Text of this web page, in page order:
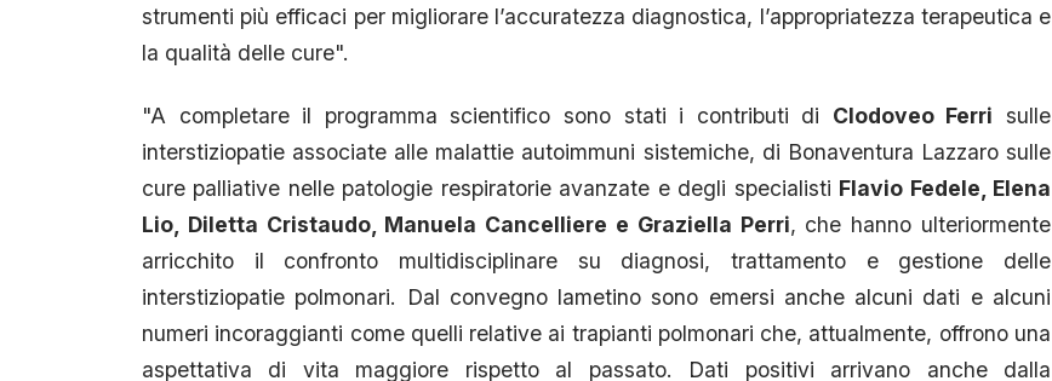
strumenti più efficaci per migliorare l’accuratezza diagnostica, l’appropriatezza terapeutica e
la qualità delle cure".
"A completare il programma scientifico sono stati i contributi di Clodoveo Ferri sulle
interstiziopatie associate alle malattie autoimmuni sistemiche, di Bonaventura Lazzaro sulle
cure palliative nelle patologie respiratorie avanzate e degli specialisti Flavio Fedele, Elena
Lio, Diletta Cristaudo, Manuela Cancelliere e Graziella Perri, che hanno ulteriormente
arricchito il confronto multidisciplinare su diagnosi, trattamento e gestione delle
interstiziopatie polmonari. Dal convegno lametino sono emersi anche alcuni dati e alcuni
numeri incoraggianti come quelli relative ai trapianti polmonari che, attualmente, offrono una
aspettativa di vita maggiore rispetto al passato. Dati positivi arrivano anche dalla